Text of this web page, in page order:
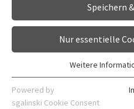
Forschung
Karriere
Oberärztin
Neuroradiologie
Speichern
Nur essentielle
Essentielle Cookies werden für
Webseite benötigt. Dadurch ist
Weitere
Powered by
sgalinski Cookie Consent